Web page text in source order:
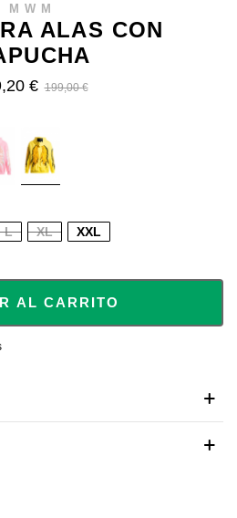
MWM
ALAS CON
€ 199,00 €
L XL XXL
AL CARRITO